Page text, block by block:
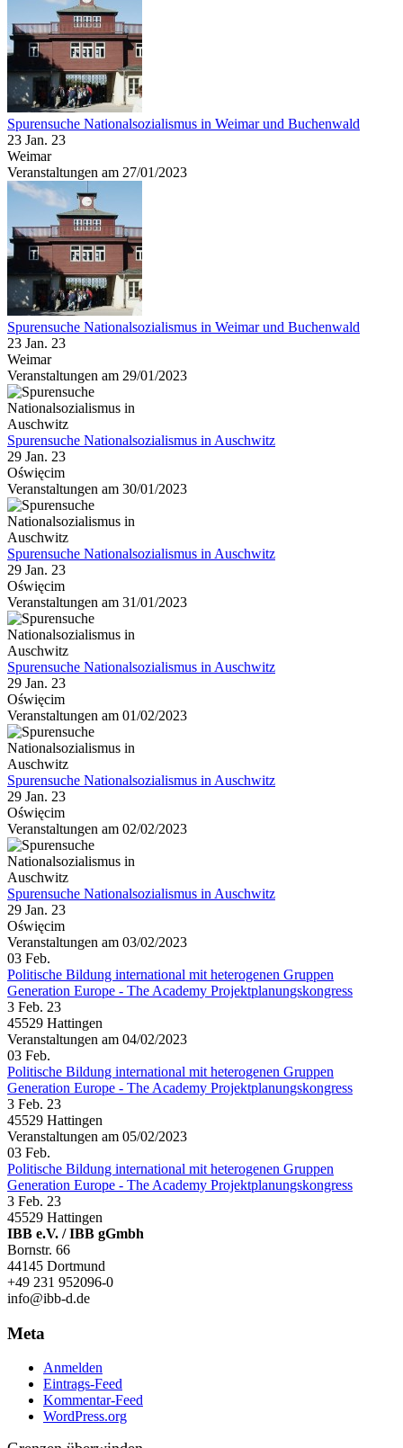
Spurensuche Nationalsozialismus in Weimar und Buchenwald
23 Jan. 23
Weimar
Veranstaltungen am 27/01/2023
Spurensuche Nationalsozialismus in Weimar und Buchenwald
23 Jan. 23
Weimar
Veranstaltungen am 29/01/2023
Spurensuche Nationalsozialismus in Auschwitz
29 Jan. 23
Oświęcim
Veranstaltungen am 30/01/2023
Spurensuche Nationalsozialismus in Auschwitz
29 Jan. 23
Oświęcim
Veranstaltungen am 31/01/2023
Spurensuche Nationalsozialismus in Auschwitz
29 Jan. 23
Oświęcim
Veranstaltungen am 01/02/2023
Spurensuche Nationalsozialismus in Auschwitz
29 Jan. 23
Oświęcim
Veranstaltungen am 02/02/2023
Spurensuche Nationalsozialismus in Auschwitz
29 Jan. 23
Oświęcim
Veranstaltungen am 03/02/2023
03 Feb.
Politische Bildung international mit heterogenen Gruppen
Generation Europe - The Academy Projektplanungskongress
3 Feb. 23
45529 Hattingen
Veranstaltungen am 04/02/2023
03 Feb.
Politische Bildung international mit heterogenen Gruppen
Generation Europe - The Academy Projektplanungskongress
3 Feb. 23
45529 Hattingen
Veranstaltungen am 05/02/2023
03 Feb.
Politische Bildung international mit heterogenen Gruppen
Generation Europe - The Academy Projektplanungskongress
3 Feb. 23
45529 Hattingen
IBB e.V. / IBB gGmbh
Bornstr. 66
44145 Dortmund
+49 231 952096-0
info@ibb-d.de
Meta
Anmelden
Eintrags-Feed
Kommentar-Feed
WordPress.org